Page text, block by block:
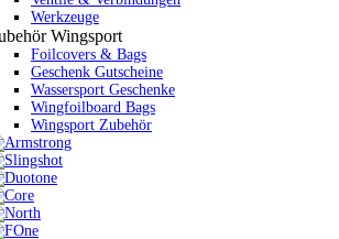
Werkzeuge
Wingsport
Foilcovers & Bags
Geschenk Gutscheine
Wassersport Geschenke
Wingfoilboard Bags
Wingsport Zubehör